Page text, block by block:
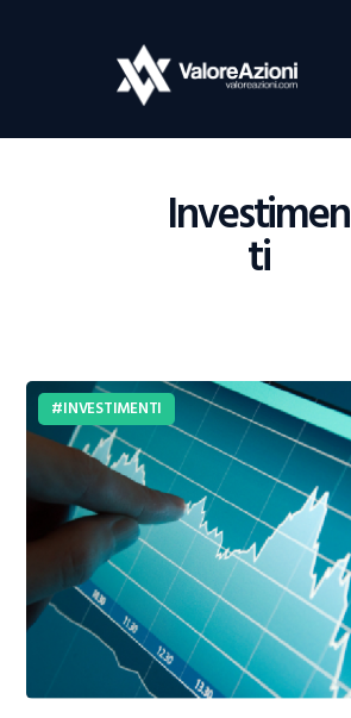
Investimen
ti
Home
Investimenti
Borsa
Guide Al Trading
INVESTIMENTI